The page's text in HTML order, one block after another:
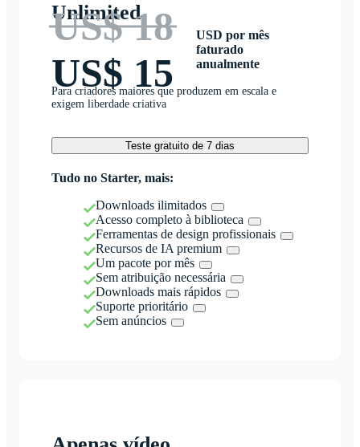
Unlimited
US$ 18
US$ 15
USD por mês
faturado
anualmente
Para criadores maiores que produzem em escala e
exigem liberdade criativa
Teste gratuito de 7 dias
Tudo no Starter, mais:
Downloads ilimitados
Acesso completo à biblioteca
Ferramentas de design profissionais
Recursos de IA premium
Um pacote por mês
Sem atribuição necessária
Downloads mais rápidos
Suporte prioritário
Sem anúncios